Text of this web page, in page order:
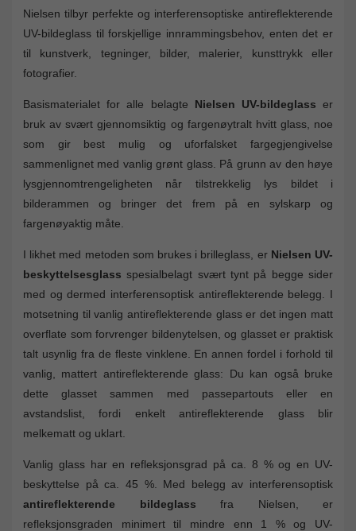
Nielsen tilbyr perfekte og interferensoptiske antireflekterende
UV-bildeglass til forskjellige innrammingsbehov, enten det er
til kunstverk, tegninger, bilder, malerier, kunsttrykk eller
fotografier.
Basismaterialet for alle belagte Nielsen UV-bildeglass er
bruk av svært gjennomsiktig og fargenøytralt hvitt glass, noe
som gir best mulig og uforfalsket fargegjengivelse
sammenlignet med vanlig grønt glass. På grunn av den høye
lysgjennomtrengeligheten når tilstrekkelig lys bildet i
bilderammen og bringer det frem på en sylskarp og
fargenøyaktig måte.
I likhet med metoden som brukes i brilleglass, er Nielsen UV-
beskyttelsesglass spesialbelagt svært tynt på begge sider
med og dermed interferensoptisk antireflekterende belegg. I
motsetning til vanlig antireflekterende glass er det ingen matt
overflate som forvrenger bildenytelsen, og glasset er praktisk
talt usynlig fra de fleste vinklene. En annen fordel i forhold til
vanlig, mattert antireflekterende glass: Du kan også bruke
dette glasset sammen med passepartouts eller en
avstandslist, fordi enkelt antireflekterende glass blir
melkematt og uklart.
Vanlig glass har en refleksjonsgrad på ca. 8 % og en UV-
beskyttelse på ca. 45 %. Med belegg av interferensoptisk
antireflekterende bildeglass fra Nielsen, er
refleksjonsgraden minimert til mindre enn 1 % og UV-